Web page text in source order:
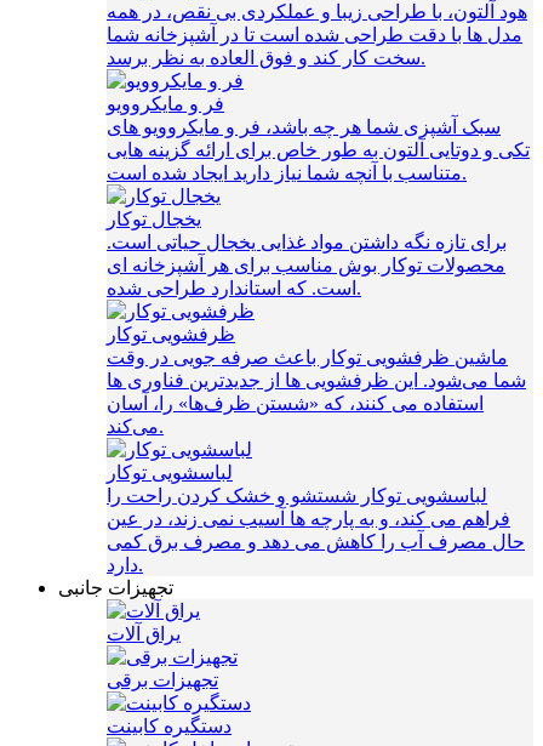
هود آلتون، با طراحی زیبا و عملکردی بی نقص، در همه
مدل ها با دقت طراحی شده است تا در آشپزخانه شما
سخت کار کند و فوق العاده به نظر برسد.
فر و مایکروویو
سبک آشپزی شما هر چه باشد، فر و مایکروویو های
تکی و دوتایی آلتون به طور خاص برای ارائه گزینه هایی
متناسب با آنچه شما نیاز دارید ایجاد شده است.
یخجال توکار
برای تازه نگه داشتن مواد غذایی یخجال حیاتی است.
محصولات توکار بوش مناسب برای هر آشپزخانه ای
است. که استاندارد طراحی شده.
ظرفشویی توکار
ماشین ظرفشویی توکار باعث صرفه‌ جویی در وقت
شما می‌شود. این ظرفشویی ها از جدیدترین فناوری ها
استفاده می کنند، که «شستن ظرف‌ها» را، آسان
می‌کند.
لباسشویی توکار
لباسشویی توکار شستشو و خشک کردن راحت را
فراهم می کند، و به پارچه ها آسیب نمی زند، در عین
حال مصرف آب را کاهش می دهد و مصرف برق کمی
دارد.
تجهیزات جانبی
یراق آلات
تجهیزات برقی
دستگیره کابینت